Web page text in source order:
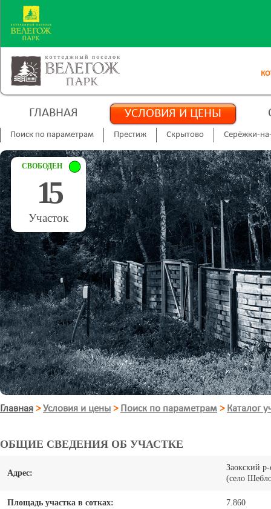
ГЛАВНАЯ УСЛОВИЯ И ЦЕНЫ
Поиск по параметрам Престиж Скрытово Серёжки-
Главная >Условия и цены > Поиск по параметрам > Каталог
СВОБОДЕН
15
Участок
ОБЩИЕ СВЕДЕНИЯ ОБ УЧАСТКЕ
Адрес:
Заокский
(село
Площадь участка в сотках: 7.860